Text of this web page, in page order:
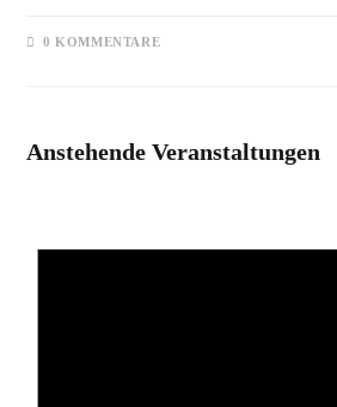
0 KOMMENTARE
Anstehende Veranstaltungen